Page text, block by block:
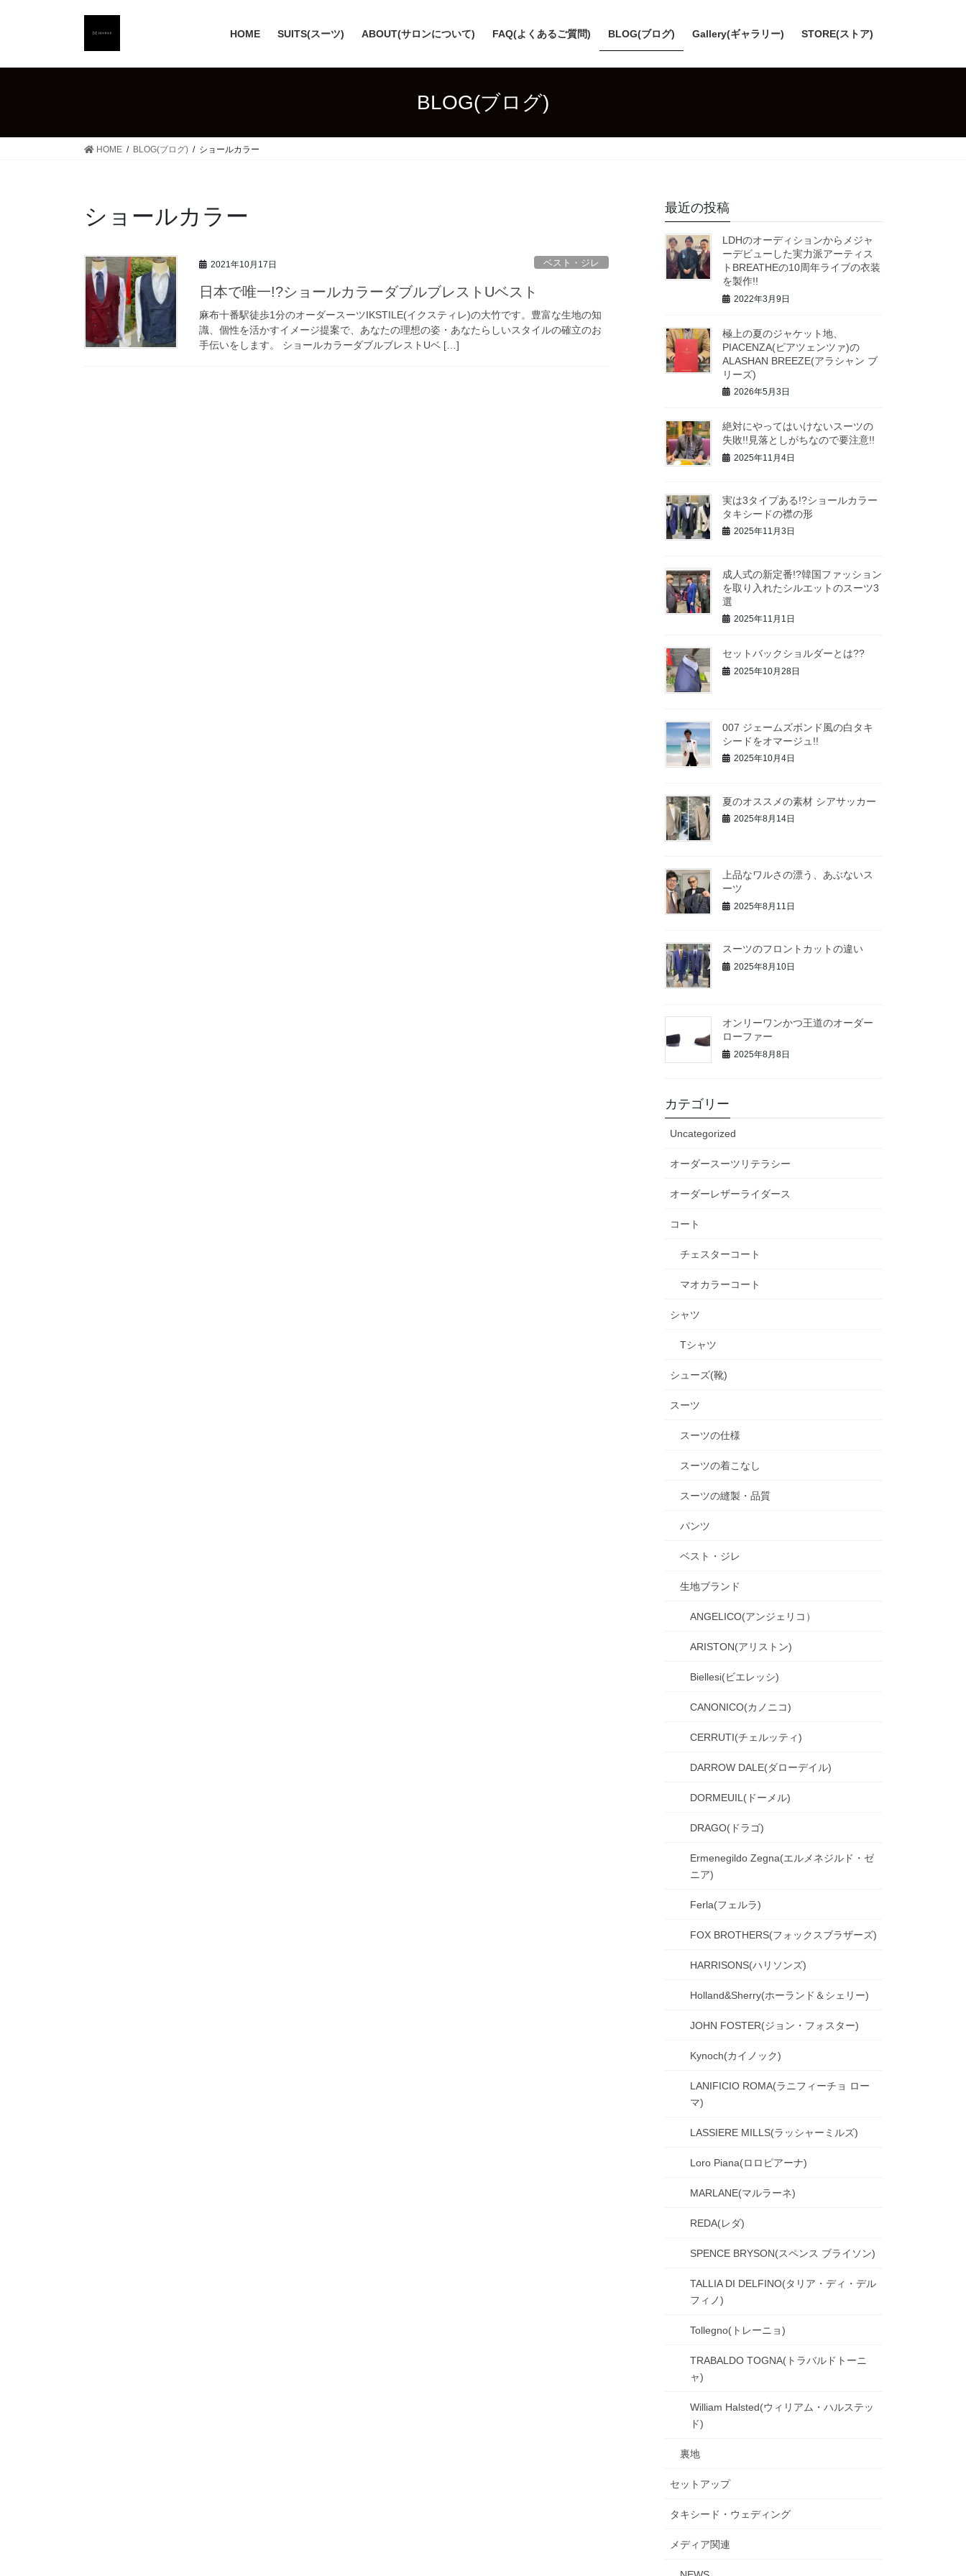
HOME SUITS(スーツ) ABOUT(サロンについて) FAQ(よくあるご質問) BLOG(ブログ) Gallery(ギャラリー) STORE(ストア)
BLOG(ブログ)
HOME BLOG(ブログ) ショールカラー
ショールカラー
2021年10月17日 ベスト・ジレ
日本で唯一!?ショールカラーダブルブレストUベスト
麻布十番駅徒歩1分のオーダースーツIKSTILE(イクスティレ)の大竹です。豊富な生地の知
識、個性を活かすイメージ提案で、あなたの理想の姿・あなたらしいスタイルの確立のお
手伝いをします。 ショールカラーダブルブレストUベ […]
最近の投稿
LDHのオーディションからメジャ
ーデビューした実力派アーティス
トBREATHEの10周年ライブの衣装
を製作!!
2022年3月9日
極上の夏のジャケット地、
PIACENZA(ピアツェンツァ)の
ALASHAN BREEZE(アラシャン ブ
リーズ)
2026年5月3日
絶対にやってはいけないスーツの
失敗!!見落としがちなので要注意!!
2025年11月4日
実は3タイプある!?ショールカラー
タキシードの襟の形
2025年11月3日
成人式の新定番!?韓国ファッション
を取り入れたシルエットのスーツ3
選
2025年11月1日
セットバックショルダーとは??
2025年10月28日
007 ジェームズボンド風の白タキ
シードをオマージュ!!
2025年10月4日
夏のオススメの素材 シアサッカー
2025年8月14日
上品なワルさの漂う、あぶないス
ーツ
2025年8月11日
スーツのフロントカットの違い
2025年8月10日
オンリーワンかつ王道のオーダー
ローファー
2025年8月8日
カテゴリー
Uncategorized
オーダースーツリテラシー
オーダーレザーライダース
コート
チェスターコート
マオカラーコート
シャツ
Tシャツ
シューズ(靴)
スーツ
スーツの仕様
スーツの着こなし
スーツの縫製・品質
パンツ
ベスト・ジレ
生地ブランド
ANGELICO(アンジェリコ）
ARISTON(アリストン)
Biellesi(ビエレッシ)
CANONICO(カノニコ)
CERRUTI(チェルッティ)
DARROW DALE(ダローデイル)
DORMEUIL(ドーメル)
DRAGO(ドラゴ)
Ermenegildo Zegna(エルメネジルド・ゼ
ニア)
Ferla(フェルラ)
FOX BROTHERS(フォックスブラザーズ)
HARRISONS(ハリソンズ)
Holland&Sherry(ホーランド＆シェリー)
JOHN FOSTER(ジョン・フォスター)
Kynoch(カイノック)
LANIFICIO ROMA(ラニフィーチョ ロー
マ)
LASSIERE MILLS(ラッシャーミルズ)
Loro Piana(ロロピアーナ)
MARLANE(マルラーネ)
REDA(レダ)
SPENCE BRYSON(スペンス ブライソン)
TALLIA DI DELFINO(タリア・ディ・デル
フィノ)
Tollegno(トレーニョ)
TRABALDO TOGNA(トラバルドトーニ
ャ)
William Halsted(ウィリアム・ハルステッ
ド)
裏地
セットアップ
タキシード・ウェディング
メディア関連